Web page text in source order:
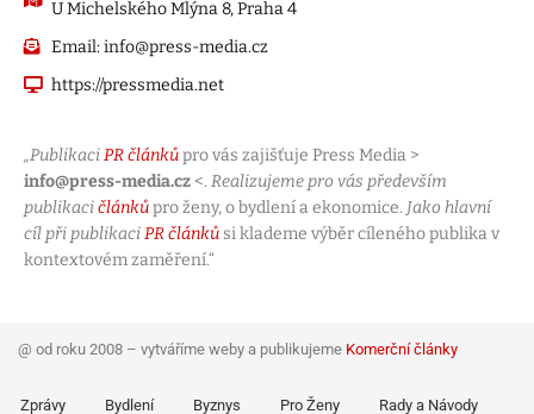
U Michelského Mlýna 8, Praha 4
Email: info@press-media.cz
https://pressmedia.net
„PublikaciPR článkůpro vás zajišťuje Press Media >
info@press-media.cz <. Realizujeme pro vás především
publikacičlánkůpro ženy, o bydlení a ekonomice. Jako hlavní
cíl při publikaciPR článků si klademe výběr cíleného publika v
kontextovém zaměření.“
@ od roku 2008 – vytváříme weby a publikujeme Komerční články
Zprávy Bydlení Byznys Pro Ženy Rady a Návody